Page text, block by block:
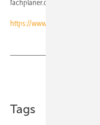
fachplaner.de
https://www.tga-fachplaner.de/
Tags